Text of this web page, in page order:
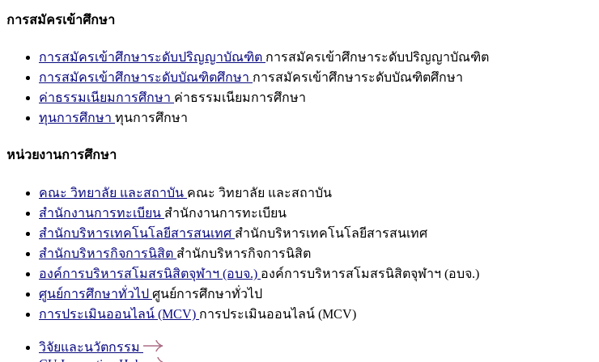
การสมัครเข้าศึกษา
การสมัครเข้าศึกษาระดับปริญญาบัณฑิต การสมัครเข้าศึกษาระดับปริญญาบัณฑิต
การสมัครเข้าศึกษาระดับบัณฑิตศึกษา การสมัครเข้าศึกษาระดับบัณฑิตศึกษา
ค่าธรรมเนียมการศึกษา ค่าธรรมเนียมการศึกษา
ทุนการศึกษา ทุนการศึกษา
หน่วยงานการศึกษา
คณะ วิทยาลัย และสถาบัน คณะ วิทยาลัย และสถาบัน
สำนักงานการทะเบียน สำนักงานการทะเบียน
สำนักบริหารเทคโนโลยีสารสนเทศ สำนักบริหารเทคโนโลยีสารสนเทศ
สำนักบริหารกิจการนิสิต สำนักบริหารกิจการนิสิต
องค์การบริหารสโมสรนิสิตจุฬาฯ (อบจ.) องค์การบริหารสโมสรนิสิตจุฬาฯ (อบจ.)
ศูนย์การศึกษาทั่วไป ศูนย์การศึกษาทั่วไป
การประเมินออนไลน์ (MCV) การประเมินออนไลน์ (MCV)
วิจัยและนวัตกรรม